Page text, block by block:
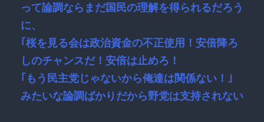
って論調ならまだ国民の理解を得られるだろう
に、
｢桜を見る会は政治資金の不正使用！安倍降ろ
しのチャンスだ！安倍は止めろ！
｢もう民主党じゃないから俺達は関係ない！｣
みたいな論調ばかりだから野党は支持されない